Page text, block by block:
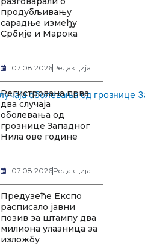
продубљивању
сарадње између
Србије и Марока
07.08.2026Редакција
Регистрована прва
два случаја
оболевања од
грознице Западног
Нила ове године
07.08.2026Редакција
Предузеће Експо
расписало јавни
позив за штампу два
милиона улазница за
изложбу